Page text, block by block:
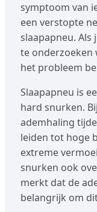
symptoom van
een verstopte
slaapapneu.
te
het probleem
Slaapapneu is
hard snurken.
ademhaling
leiden tot hoge
extreme
snurken ook
merkt dat de
belangrijk om